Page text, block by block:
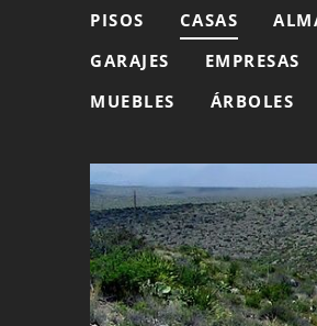
PISOS CASAS
GARAJES
EMPRESAS
MUEBLES
ÁRBOLES